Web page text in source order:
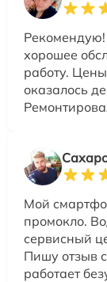
хорошее
работу.
оказалось
Мой
промокло.
сервисный
Пишу отзыв
работает